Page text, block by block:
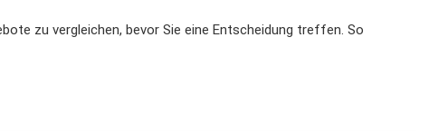
zu vergleichen, bevor Sie eine Entscheidung treffen. So